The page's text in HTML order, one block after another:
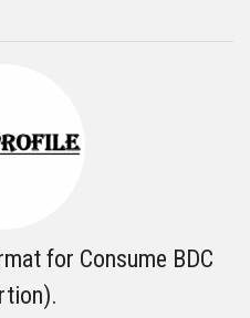
for Consume BDC